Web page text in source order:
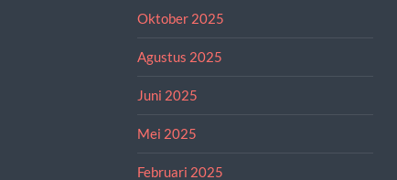
Oktober 2025
Agustus 2025
Juni 2025
Mei 2025
Februari 2025